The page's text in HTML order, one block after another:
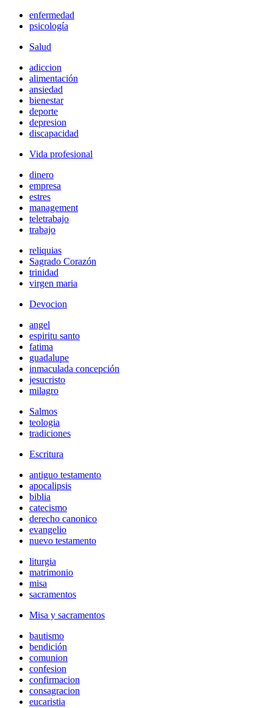
enfermedad
psicología
Salud
adiccion
alimentación
ansiedad
bienestar
deporte
depresion
discapacidad
Vida profesional
dinero
empresa
estres
management
teletrabajo
trabajo
reliquias
Sagrado Corazón
trinidad
virgen maria
Devocion
angel
espiritu santo
fatima
guadalupe
inmaculada concepción
jesucristo
milagro
Salmos
teologia
tradiciones
Escritura
antiguo testamento
apocalipsis
biblia
catecismo
derecho canonico
evangelio
nuevo testamento
liturgia
matrimonio
misa
sacramentos
Misa y sacramentos
bautismo
bendición
comunion
confesion
confirmacion
consagracion
eucaristia